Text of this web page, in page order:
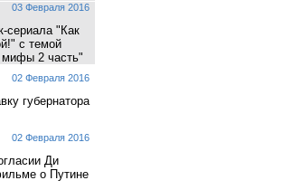
03 Февраля 2016
сериала "Как
с темой
2 часть"
02 Февраля 2016
губернатора
02 Февраля 2016
Ди
о Путине